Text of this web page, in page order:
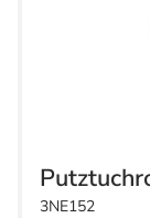
3NE152